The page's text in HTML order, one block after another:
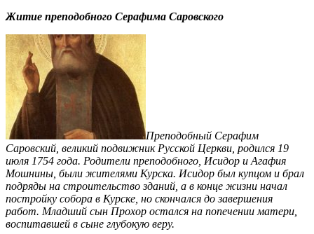
Житие преподобного Серафима Саровского
Преподобный Серафим
Саровский, великий подвижник Русской Церкви, родился 19
июля 1754 года. Родители преподобного, Исидор и Агафия
Мошнины, были жителями Курска. Исидор был купцом и брал
подряды на строительство зданий, а в конце жизни начал
постройку собора в Курске, но скончался до завершения
работ. Младший сын Прохор остался на попечении матери,
воспитавшей в сыне глубокую веру.